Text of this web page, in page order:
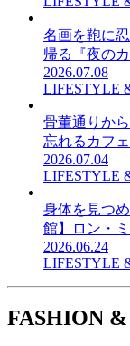
名画を鞄に
帰る『夜の
2026.07.08
LIFESTYLE
骨董通りか
忘れるカフ
2026.07.04
LIFESTYLE
身体を見つ
館】ロン・
2026.06.24
LIFESTYLE
FASHION